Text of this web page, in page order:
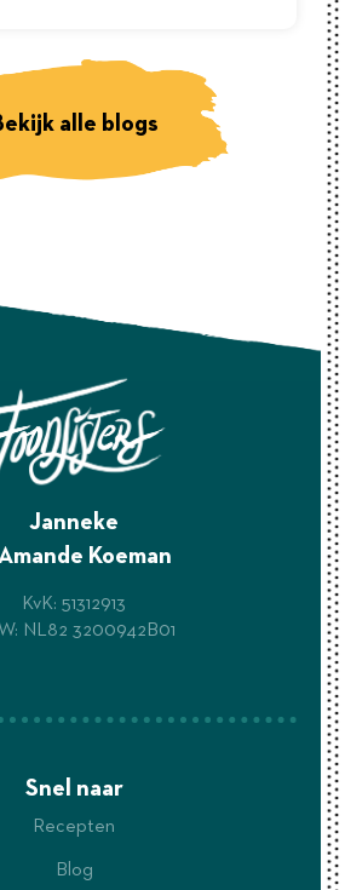
alle blogs
Janneke
Koeman
KvK: 51312913
NL82 3200942B01
Snel naar
Recepten
Blog